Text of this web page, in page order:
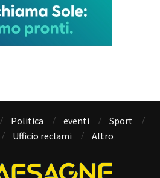
Politica eventi
Sport
Ufficio reclami Altro